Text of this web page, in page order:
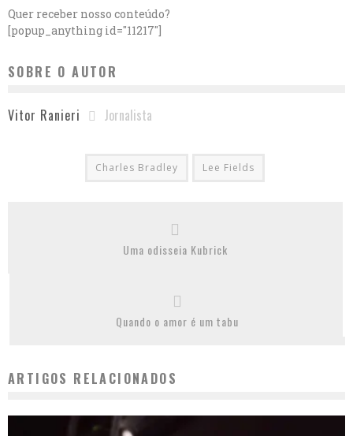
Quer receber nosso conteúdo?
[popup_anything id="11217"]
SOBRE O AUTOR
Vitor Ranieri Jornalista
Charles Bradley Lee Fields
Uma odisseia Kubrick
Quando o amor é um tabu
ARTIGOS RELACIONADOS